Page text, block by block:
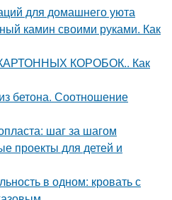
для домашнего уюта
камин своими руками. Как
КАРТОННЫХ КОРОБОК.. Как
бетона. Соотношение
шаг за шагом
проекты для детей и
в одном: кровать с